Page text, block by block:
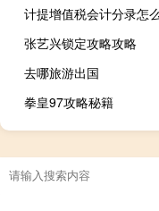
计提增值税会计分录怎
张艺兴锁定攻略攻略
去哪旅游出国
拳皇97攻略秘籍